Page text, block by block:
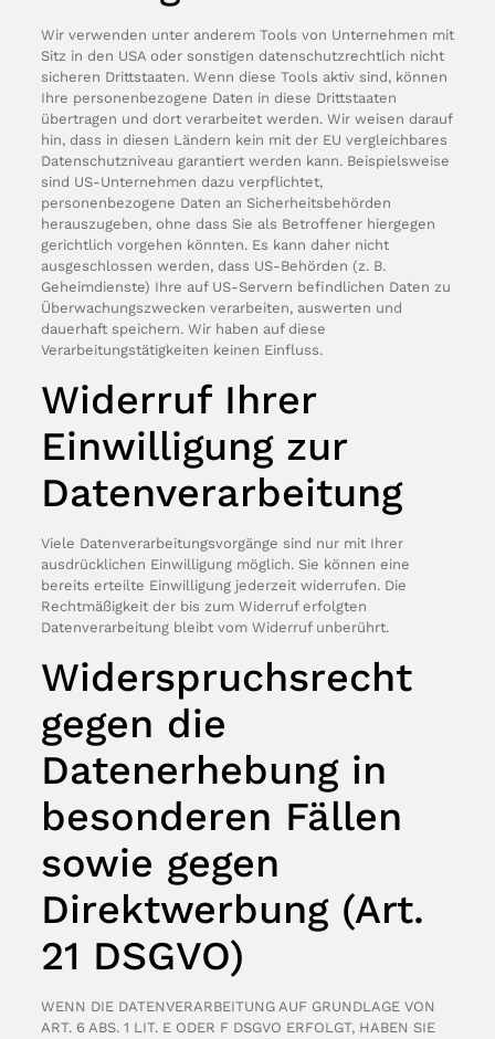
Wir verwenden unter anderem Tools von Unternehmen mit
Sitz in den USA oder sonstigen datenschutzrechtlich nicht
sicheren Drittstaaten. Wenn diese Tools aktiv sind, können
Ihre personenbezogene Daten in diese Drittstaaten
übertragen und dort verarbeitet werden. Wir weisen darauf
hin, dass in diesen Ländern kein mit der EU vergleichbares
Datenschutzniveau garantiert werden kann. Beispielsweise
sind US-Unternehmen dazu verpflichtet,
personenbezogene Daten an Sicherheitsbehörden
herauszugeben, ohne dass Sie als Betroffener hiergegen
gerichtlich vorgehen könnten. Es kann daher nicht
ausgeschlossen werden, dass US-Behörden (z. B.
Geheimdienste) Ihre auf US-Servern befindlichen Daten zu
Überwachungszwecken verarbeiten, auswerten und
dauerhaft speichern. Wir haben auf diese
Verarbeitungstätigkeiten keinen Einfluss.
Widerruf Ihrer
Einwilligung zur
Datenverarbeitung
Viele Datenverarbeitungsvorgänge sind nur mit Ihrer
ausdrücklichen Einwilligung möglich. Sie können eine
bereits erteilte Einwilligung jederzeit widerrufen. Die
Rechtmäßigkeit der bis zum Widerruf erfolgten
Datenverarbeitung bleibt vom Widerruf unberührt.
Widerspruchsrecht
gegen die
Datenerhebung in
besonderen Fällen
sowie gegen
Direktwerbung (Art.
21 DSGVO)
WENN DIE DATENVERARBEITUNG AUF GRUNDLAGE VON
ART. 6 ABS. 1 LIT. E ODER F DSGVO ERFOLGT, HABEN SIE